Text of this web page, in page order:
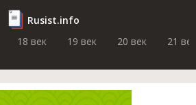
Rusist.info
18 век 19 век 20 век 21 век